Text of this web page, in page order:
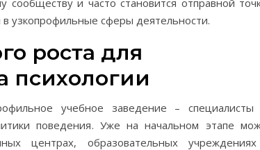
узкопрофильные сферы деятельности.
роста для
психологии
учебное заведение – специалисты
поведения. Уже на начальном этапе
центрах, образовательных